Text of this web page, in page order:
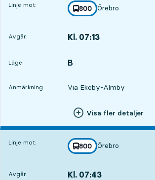
Linje mot: linje
800
mot
Örebro
,
Avgår: Kl. 07:13
Läge:
LÄGE, B
,
Anmärkning: Via Ekeby-Almby
Visa fler detaljer
Linje mot: linje
800
mot
Örebro
,
Avgår: Kl. 07:43